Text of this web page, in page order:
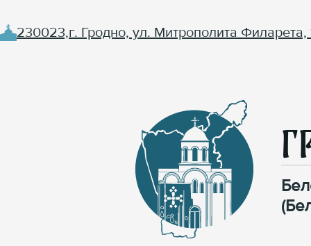
230023,г. Гродно, ул. Митрополита Филарета,